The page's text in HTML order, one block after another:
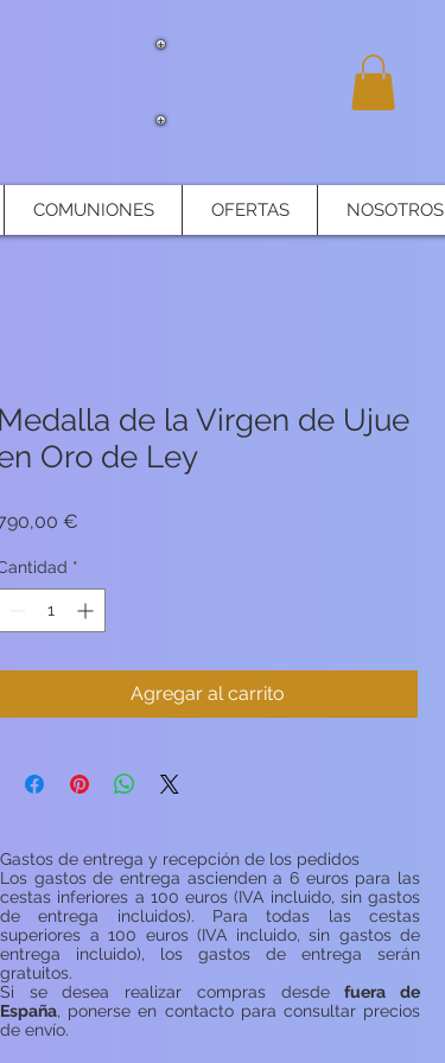
COMUNIONES OFERTAS NOSOTROS
Medalla de la Virgen de Ujue
Oro de Ley
€
*
Agregar al carrito
Gastos de entrega y recepción de los pedidos
Los gastos de entrega ascienden a 6 euros para las
cestas inferiores a 100 euros (IVA incluido, sin gastos
de entrega incluidos). Para todas las cestas
superiores a 100 euros (IVA incluido, sin gastos de
entrega incluido), los gastos de entrega serán
gratuitos.
Si se desea realizar compras desdefuera de
España, ponerse en contacto para consultar precios
de envío.